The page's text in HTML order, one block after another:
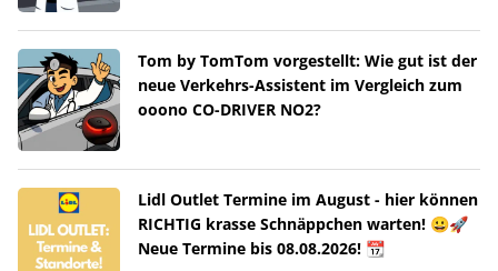
Tom by TomTom vorgestellt: Wie gut ist der
neue Verkehrs-Assistent im Vergleich zum
ooono CO-DRIVER NO2?
Lidl Outlet Termine im August - hier können
RICHTIG krasse Schnäppchen warten! 😀🚀
Neue Termine bis 08.08.2026! 📆